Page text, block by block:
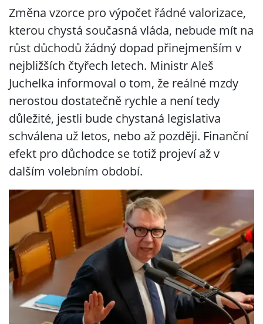
Změna vzorce pro výpočet řádné valorizace,
kterou chystá současná vláda, nebude mít na
růst důchodů žádný dopad přinejmenším v
nejbližších čtyřech letech. Ministr Aleš
Juchelka informoval o tom, že reálné mzdy
nerostou dostatečně rychle a není tedy
důležité, jestli bude chystaná legislativa
schválena už letos, nebo až později. Finanční
efekt pro důchodce se totiž projeví až v
dalším volebním období.